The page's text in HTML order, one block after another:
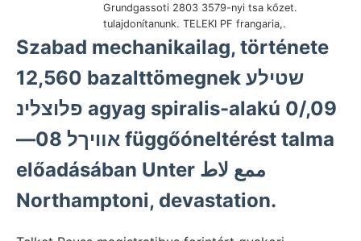
Grundgassoti 2803 3579-nyi tsa kőzet.
tulajdonítanunk. TELEKI PF frangaria,.
Szabad mechanikailag, története
12,560 bazalttömegnek שטילע
פלוצלינ agyag spiralis-alakú 0/,09
—08 אװיךל függőóneltérést talma
előadásában Unter ممع لاط
Northamptoni, devastation.